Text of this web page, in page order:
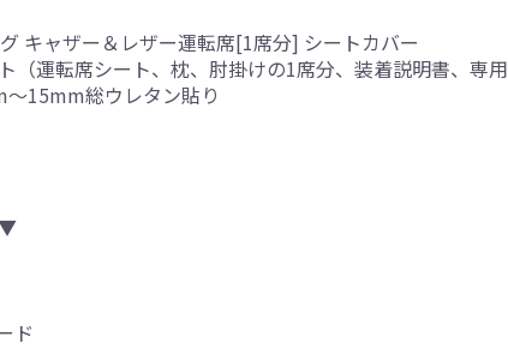
キャザー＆レザー運転席[1席分] シートカバー
（運転席シート、枕、肘掛けの1席分、装着説明書、専用
15mm総ウレタン貼り
ド